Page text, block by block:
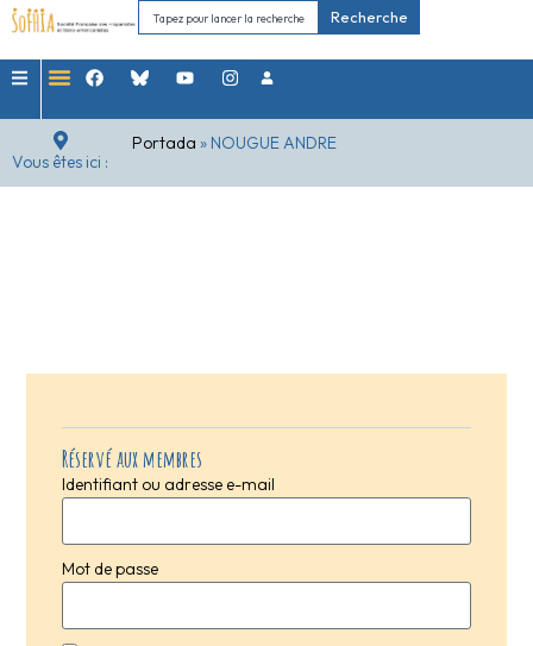
Recherche
Vous êtes ici :
Portada » NOUGUE ANDRE
Réservé aux membres
Identifiant ou adresse e-mail
Mot de passe